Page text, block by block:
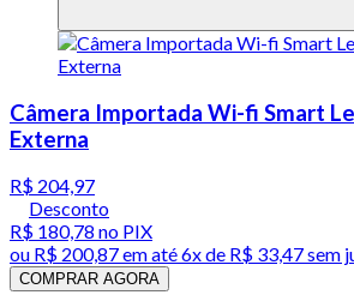
Câmera Importada Wi-fi Smart
Externa
R$ 204,97
Desconto
R$ 180,78 no PIX
ou R$ 200,87em até6x de R$ 33,47 sem
COMPRAR AGORA